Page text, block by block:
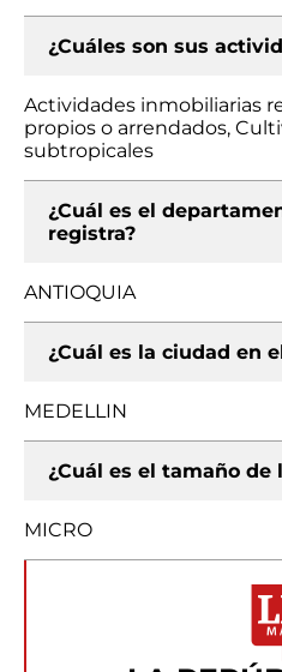
¿Cuáles son sus
Actividades inmobiliarias
propios o arrendados,
subtropicales
¿Cuál es el
registra?
ANTIOQUIA
¿Cuál es la ciudad en
MEDELLIN
¿Cuál es el tamaño de
MICRO